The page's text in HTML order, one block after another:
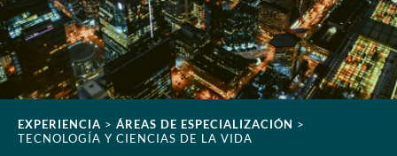
EXPERIENCIA > ÁREAS DE ESPECIALIZACIÓN >
TECNOLOGÍA Y CIENCIAS DE LA VIDA